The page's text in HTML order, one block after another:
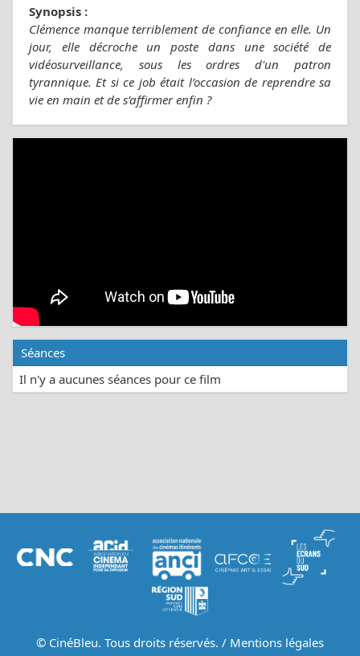
Synopsis :
Clémence manque terriblement de confiance en elle. Un
jour, elle décroche un poste dans une société de
vidéosurveillance, sous les ordres d'un patron
tyrannique. Et si ce job était l’occasion de reprendre sa
vie en main et de s’affirmer enfin ?
Séances
Il n'y a aucunes séances pour ce film
© CinéBleu. Tous droits réservés. / Mentions légales